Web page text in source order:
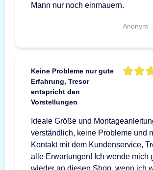
Mann nur noch einmauern.
Anonym
Keine Probleme nur gute
Erfahrung, Tresor
entspricht den
Vorstellungen
Ideale Größe und
verständlich, keine Probleme und
Kontakt mit dem Kundenservice,
alle Erwartungen! Ich wende mich
wieder an diesen Shop, wenn ich